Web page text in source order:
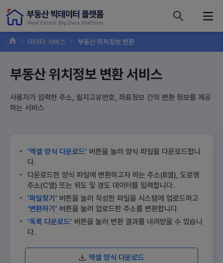
데이터 서비스 부동산 위치정보 변환
부동산 위치정보 변환 서비스
사용자가 입력한 주소, 필지고유번호, 좌표정보 간의 변환 정보를 제공
하는 서비스
‘엑셀 양식 다운로드’ 버튼을 눌러 양식 파일을 다운로드합니
다.
다운로드한 양식 파일에 변환하고자 하는 주소(B열), 도로명
주소(C열) 또는 위도 및 경도 데이터를 입력합니다.
‘파일찾기’ 버튼을 눌러 작성한 파일을 시스템에 업로드하고
‘변환하기’ 버튼을 눌러 업로드한 주소를 변환합니다.
‘목록 다운로드’ 버튼을 눌러 변환 결과를 내려받을 수 있습니
다.
엑셀 양식 다운로드